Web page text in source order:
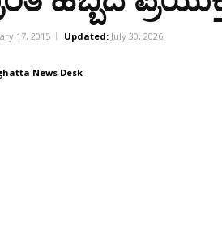
17, 2015 Updated: July 30, 2026
News Desk